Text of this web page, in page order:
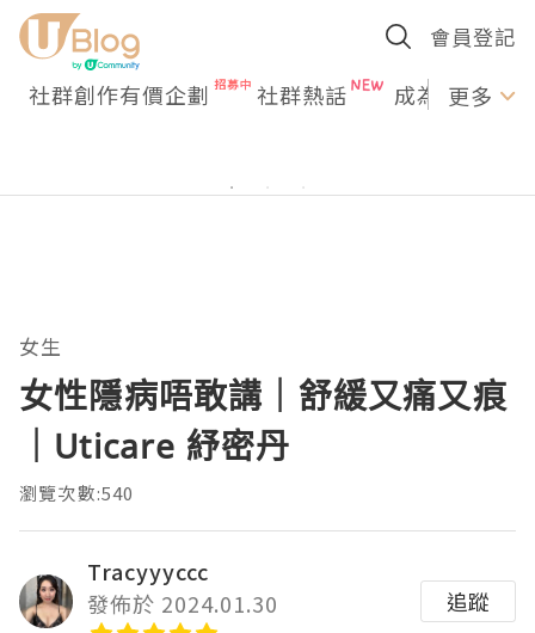
會員登記
社群創作有價企劃 社群熱話 成為U更多
女生
女性隱病唔敢講｜舒緩又痛又痕
｜Uticare 紓密丹
瀏覽次數:540
Tracyyyccc
發佈於 2024.01.30
追蹤